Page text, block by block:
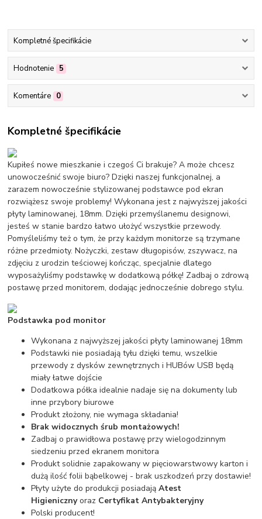
Kompletné špecifikácie
Hodnotenie 5
Komentáre 0
Kompletné špecifikácie
Kupiłeś nowe mieszkanie i czegoś Ci brakuje? A może chcesz
unowocześnić swoje biuro? Dzięki naszej funkcjonalnej, a
zarazem nowocześnie stylizowanej podstawce pod ekran
rozwiążesz swoje problemy! Wykonana jest z najwyższej jakości
płyty laminowanej, 18mm. Dzięki przemyślanemu designowi,
jesteś w stanie bardzo łatwo ułożyć wszystkie przewody.
Pomyśleliśmy też o tym, że przy każdym monitorze są trzymane
różne przedmioty. Nożyczki, zestaw długopisów, zszywacz, na
zdjęciu z urodzin teściowej kończąc, specjalnie dlatego
wyposażyliśmy podstawkę w dodatkową półkę! Zadbaj o zdrową
postawę przed monitorem, dodając jednocześnie dobrego stylu.
Podstawka pod monitor
Wykonana z najwyższej jakości płyty laminowanej 18mm
Podstawki nie posiadają tyłu dzięki temu, wszelkie
przewody z dysków zewnętrznych i HUBów USB będą
miały łatwe dojście
Dodatkowa półka idealnie nadaje się na dokumenty lub
inne przybory biurowe
Produkt złożony, nie wymaga składania!
Brak widocznych śrub montażowych!
Zadbaj o prawidłowa postawę przy wielogodzinnym
siedzeniu przed ekranem monitora
Produkt solidnie zapakowany w pięciowarstwowy karton i
dużą ilość folii bąbelkowej - brak uszkodzeń przy dostawie!
Płyty użyte do produkcji posiadająAtest
Higienicznyoraz Certyfikat Antybakteryjny
Polski producent!